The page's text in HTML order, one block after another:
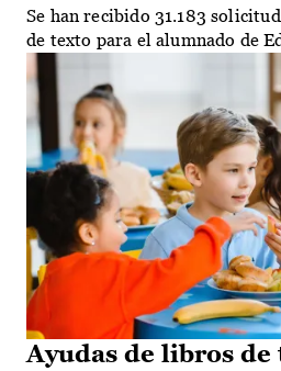
Ayudas de libros de
Se han recibido 31.183
de texto para el alumnado de